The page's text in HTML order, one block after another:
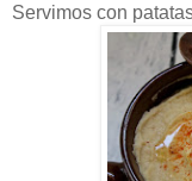
Servimos con